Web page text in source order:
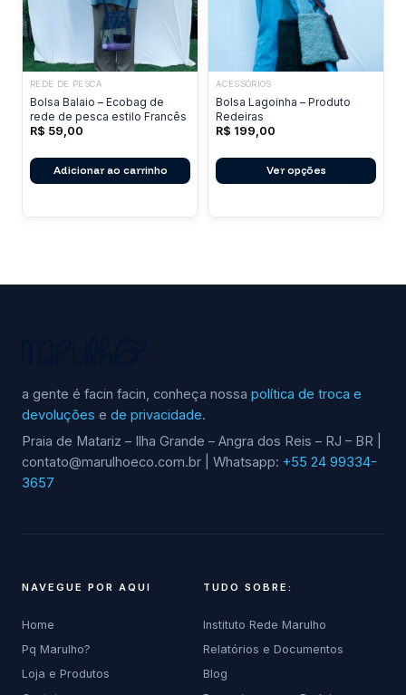
produto
REDE DE PESCA
Bolsa Balaio – Ecobag de
rede de pesca estilo Francês
R$ 59,00
Adicionar ao carrinho
ACESSÓRIOS
Bolsa Lagoinha – Produto
Redeiras
R$ 199,00
Ver opções
Este
produto
tem
várias
variantes.
ser
a gente é facin facin, conheça nossa política de troca e
devoluções e de privacidade.
Praia de Matariz – Ilha Grande – Angra dos Reis – RJ – BR |
contato@marulhoeco.com.br | Whatsapp: +55 24 99334-
3657
NAVEGUE POR AQUI
Home
Pq Marulho?
Loja e Produtos
TUDO SOBRE:
Instituto Rede Marulho
Relatórios e Documentos
Blog